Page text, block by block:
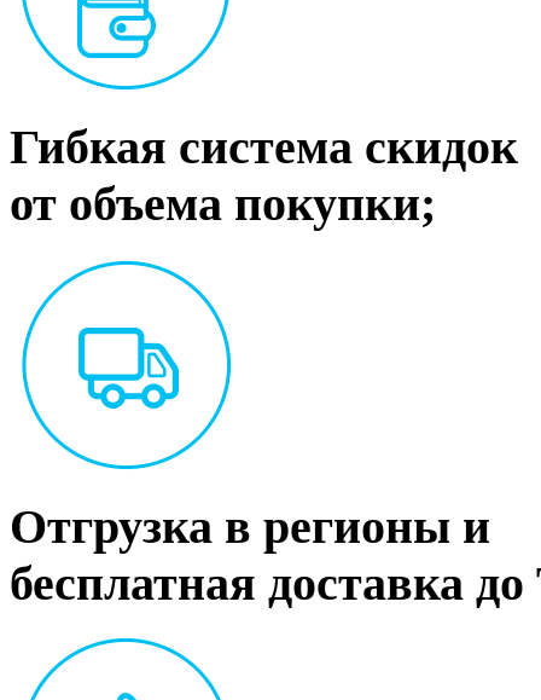
Гибкая система скидок
от объема покупки;
Отгрузка в регионы и
бесплатная доставка